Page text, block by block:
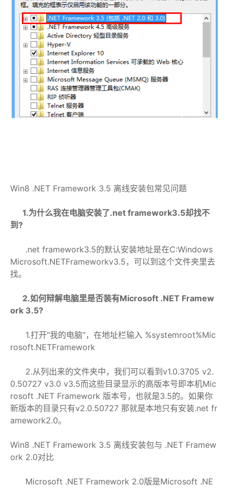
Win8 .NET Framework 3.5 离线安装包常见问题
1.为什么我在电脑安装了.net framework3.5却找不
到?
.net framework3.5的默认安装地址是在C:Windows
Microsoft.NETFrameworkv3.5，可以到这个文件夹里去
找。
2.如何辩解电脑里是否装有Microsoft .NET Framew
ork 3.5?
1.打开“我的电脑“，在地址栏输入 %systemroot%Mic
rosoft.NETFramework
2.从列出来的文件夹中，我们可以看到v1.0.3705 v2.
0.50727 v3.0 v3.5而这些目录显示的高版本号即本机Mic
rosoft .NET Framework 版本号，也就是3.5的。如果你
新版本的目录只有v2.0.50727 那就是本地只有安装.net fr
amework2.0。
Win8 .NET Framework 3.5 离线安装包与 .NET Framew
ork 2.0对比
Microsoft .NET Framework 2.0版是Microsoft .NE